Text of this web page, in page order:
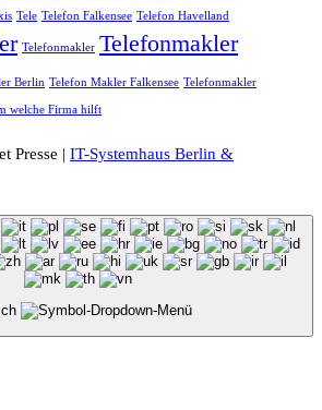
Tele Telefon Falkensee Telefon Havelland
Telefonmakler Telefonmakler
Berlin Telefon Makler Falkensee Telefonmakler
welche Firma hilft
Presse | IT-Systemhaus Berlin &